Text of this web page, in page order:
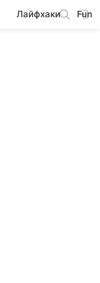
Лайфхаки Fun